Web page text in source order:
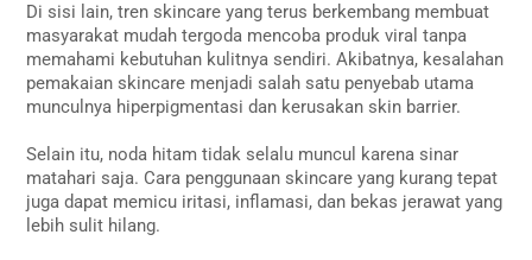
Di sisi lain, tren skincare yang terus berkembang membuat
masyarakat mudah tergoda mencoba produk viral tanpa
memahami kebutuhan kulitnya sendiri. Akibatnya, kesalahan
pemakaian skincare menjadi salah satu penyebab utama
munculnya hiperpigmentasi dan kerusakan skin barrier.
Selain itu, noda hitam tidak selalu muncul karena sinar
matahari saja. Cara penggunaan skincare yang kurang tepat
juga dapat memicu iritasi, inflamasi, dan bekas jerawat yang
lebih sulit hilang.